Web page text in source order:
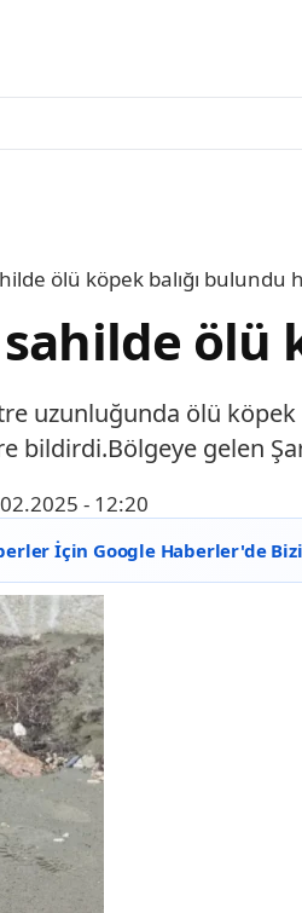
ölü köpek balığı bulundu
sahilde
uzunluğunda ölü
gelen
- 12:20
İçin Google Haberler'de